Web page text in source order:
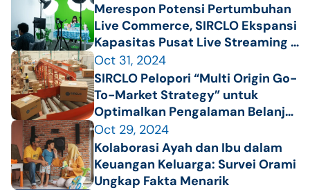
Merespon Potensi Pertumbuhan
Live Commerce, SIRCLO Ekspansi
Kapasitas Pusat Live Streaming
Hingga 3x Lipat
Oct 31, 2024
SIRCLO Pelopori “Multi Origin Go-
To-Market Strategy” untuk
Optimalkan Pengalaman Belanja
Konsumen dan Efisiensi
Operasional Bisnis
Oct 29, 2024
Kolaborasi Ayah dan Ibu dalam
Keuangan Keluarga: Survei Orami
Ungkap Fakta Menarik